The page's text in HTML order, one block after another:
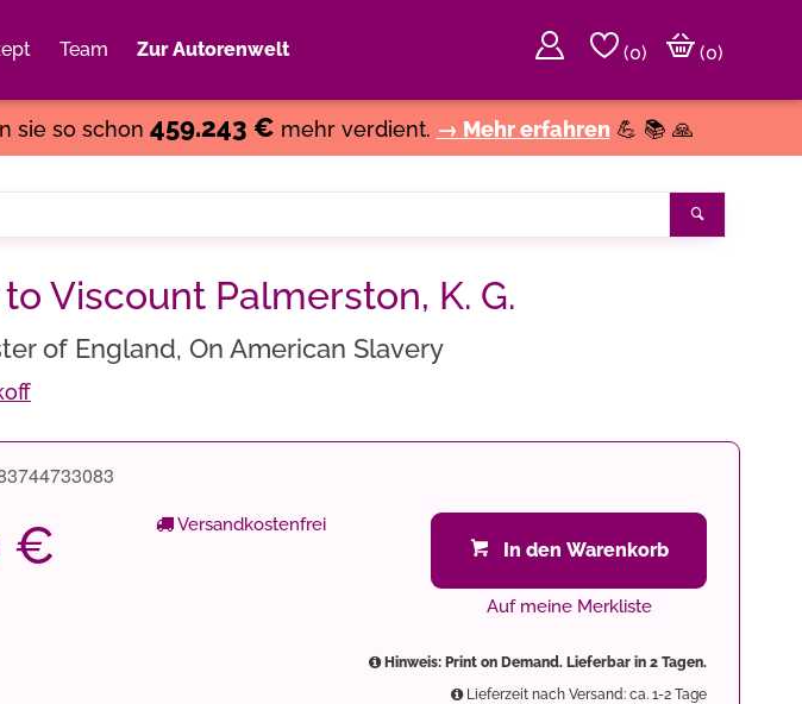
Team Zur Autorenwelt (0)
(0)
sie so schon 459.243 € mehr verdient. → Mehr erfahren 💪 📚 🙏
Viscount Palmerston, K. G.
of England, On American Slavery
€ Versandkostenfrei
In den Warenkorb
Auf meine Merkliste
Hinweis: Print on Demand. Lieferbar in 2 Tagen.
Lieferzeit nach Versand: ca. 1-2 Tage